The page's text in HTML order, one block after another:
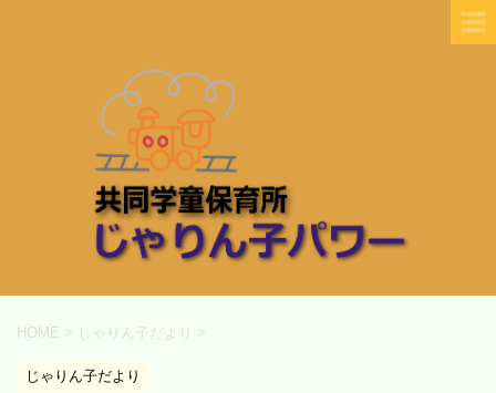
HOME > じゃりん子だより >
じゃりん子だより